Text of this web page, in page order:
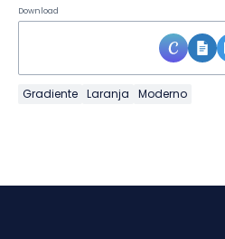
Download
Gradiente Laranja Moderno